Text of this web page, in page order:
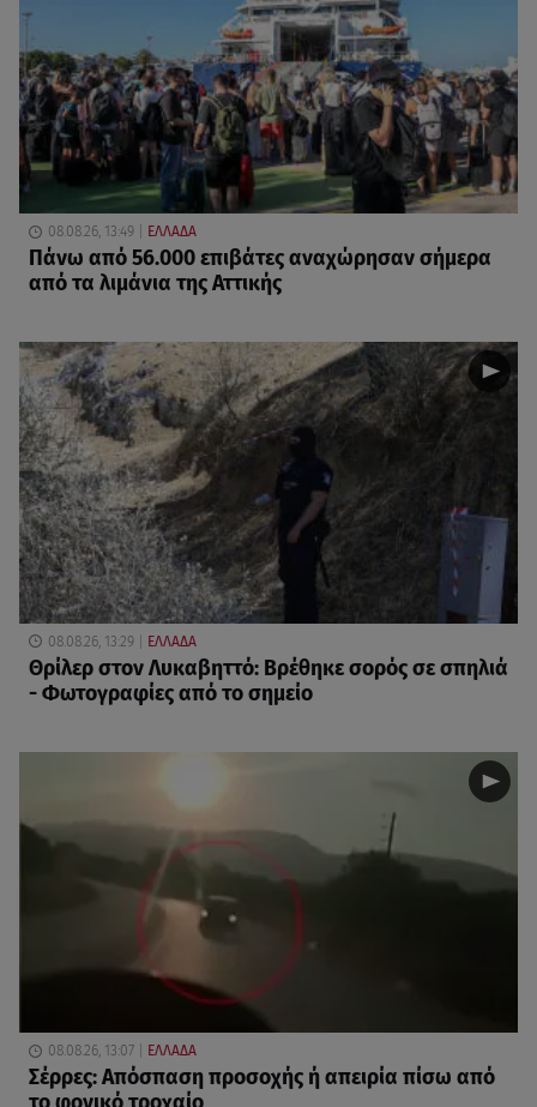
08.08.26, 13:49 ΕΛΛΑΔΑ
Πάνω από 56.000 επιβάτες αναχώρησαν σήμερα
από τα λιμάνια της Αττικής
08.08.26, 13:29 ΕΛΛΑΔΑ
Θρίλερ στον Λυκαβηττό: Βρέθηκε σορός σε σπηλιά
- Φωτογραφίες από το σημείο
08.08.26, 13:07 ΕΛΛΑΔΑ
Σέρρες: Απόσπαση προσοχής ή απειρία πίσω από